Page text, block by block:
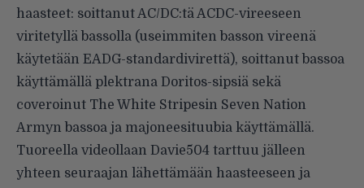
haasteet: soittanut AC/DC:täACDC-vireeseen
viritetyllä bassolla (useimmiten basson vireenä
käytetään EADG-standardivirettä), soittanut bassoa
käyttämällä plektrana Doritos-sipsiä sekä
coveroinut The White Stripesin Seven Nation
Armyn bassoa ja majoneesituubia käyttämällä.
Tuoreella videollaan Davie504 tarttuu jälleen
yhteen seuraajan lähettämään haasteeseen ja